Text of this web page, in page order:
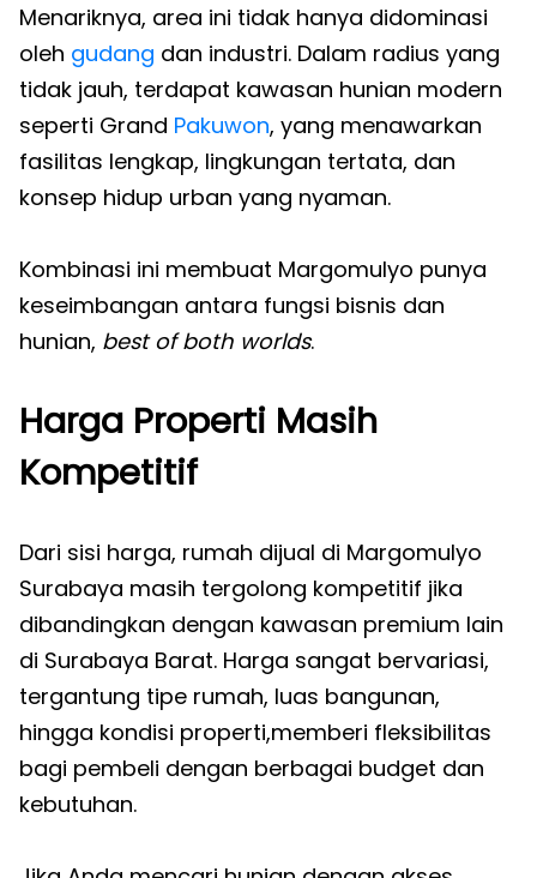
Menariknya, area ini tidak hanya didominasi
oleh gudang dan industri. Dalam radius yang
tidak jauh, terdapat kawasan hunian modern
seperti Grand Pakuwon, yang menawarkan
fasilitas lengkap, lingkungan tertata, dan
konsep hidup urban yang nyaman.
Kombinasi ini membuat Margomulyo punya
keseimbangan antara fungsi bisnis dan
hunian, best of both worlds.
Harga Properti Masih
Kompetitif
Dari sisi harga, rumah dijual di Margomulyo
Surabaya masih tergolong kompetitif jika
dibandingkan dengan kawasan premium lain
di Surabaya Barat. Harga sangat bervariasi,
tergantung tipe rumah, luas bangunan,
hingga kondisi properti,memberi fleksibilitas
bagi pembeli dengan berbagai budget dan
kebutuhan.